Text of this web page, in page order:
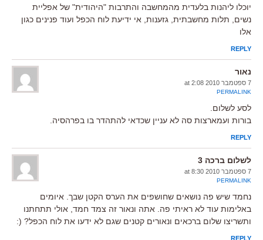
יוכלו ליהנות בלעדית מהמחשבה והתרבות "היהודית" של אפליית
נשים, תלות מחשבתית, גזענות, אי ידיעת לוח הכפל ועוד פנינים כגון
אלו
REPLY
נאור
7 ספטמבר 2010 at 2:08
PERMALINK
לסע לשלום.
בורות ועמארצות סה לא עניין שכדאי להתהדר בו בפרהסיה.
REPLY
לשלום ברכה 3
7 ספטמבר 2010 at 8:30
PERMALINK
נחמד שיש פה נושאים שחושפים את הערס הקטן שבך. איומים
באלימות עוד לא ראיתי פה. אתה ונאור זה צמד חמד, אולי תתחתנו
ותשריצו שלום ברכאים ונאורים קטנים שגם לא ידעו את לוח הכפל? (:
REPLY